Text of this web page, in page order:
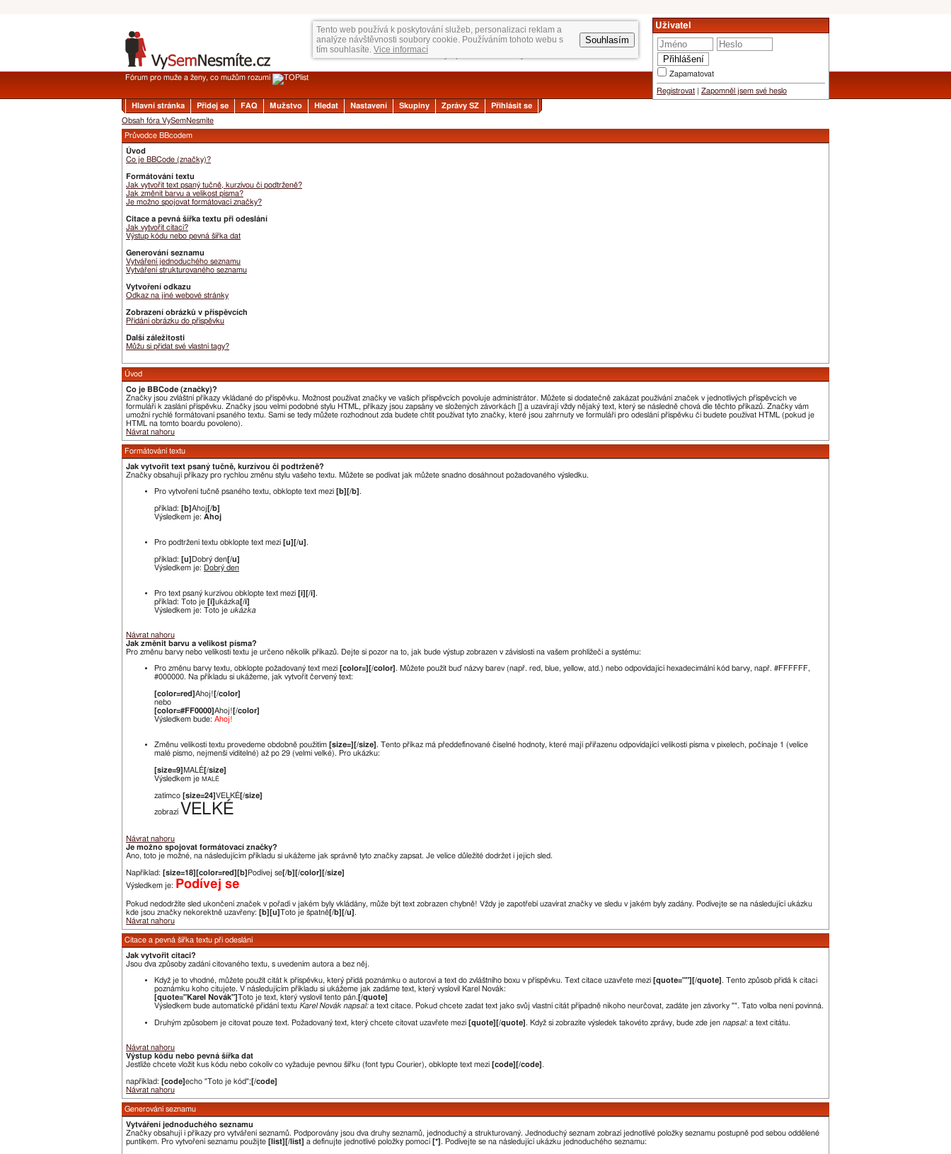
Tento web používá k poskytování služeb, personalizaci reklam a
analýze návštěvnosti soubory cookie. Používáním tohoto webu s
tím souhlasíte. Vice informací
Souhlasím
Uživatel
Zapamatovat
Registrovat Zapomněl jsem své heslo
Fórum pro muže a ženy, co mužům rozumí
Hlavní stránka Přidej se FAQ Mužstvo Hledat Nastavení Skupiny Zprávy SZ
Přihlásit se
Obsah fóra VySemNesmíte
Průvodce BBcodem
Úvod
Co je BBCode (značky)?
Formátování textu
Jak vytvořit text psaný tučně, kurzívou či podtrženě?
Jak změnit barvu a velikost písma?
Je možno spojovat formátovací značky?
Citace a pevná šířka textu při odeslání
Jak vytvořit citaci?
Výstup kódu nebo pevná šířka dat
Generování seznamu
Vytváření jednoduchého seznamu
Vytváření strukturovaného seznamu
Vytvoření odkazu
Odkaz na jiné webové stránky
Zobrazení obrázků v příspěvcích
Přidání obrázku do příspěvku
Další záležitosti
Můžu si přidat své vlastní tagy?
Úvod
Co je BBCode (značky)?
Značky jsou zvláštní příkazy vkládané do příspěvku. Možnost používat značky ve vašich příspěvcích povoluje administrátor. Můžete si dodatečně zakázat používání značek v jednotlivých příspěvcích ve
formuláři k zaslání příspěvku. Značky jsou velmi podobné stylu HTML, příkazy jsou zapsány ve složených závorkách [] a uzavírají vždy nějaký text, který se následně chová dle těchto příkazů. Značky vám
umožní rychlé formátovaní psaného textu. Sami se tedy můžete rozhodnout zda budete chtít používat tyto značky, které jsou zahrnuty ve formuláři pro odeslání příspěvku či budete používat HTML (pokud je
HTML na tomto boardu povoleno).
Návrat nahoru
Formátování textu
Jak vytvořit text psaný tučně, kurzívou či podtrženě?
Značky obsahují příkazy pro rychlou změnu stylu vašeho textu. Můžete se podívat jak můžete snadno dosáhnout požadovaného výsledku.
Pro vytvoření tučně psaného textu, obklopte text mezi [b][/b] .
příklad: [b]Ahoj [/b]
Výsledkem je: Ahoj
Pro podtržení textu obklopte text mezi [u][/u] .
příklad: [u] Dobrý den[/u]
Výsledkem je: Dobrý den
Pro text psaný kurzívou obklopte text mezi [i][/i] .
příklad: Toto je [i]ukázka [/i]
Výsledkem je: Toto je ukázka
Návrat nahoru
Jak změnit barvu a velikost písma?
Pro změnu barvy nebo velikosti textu je určeno několik příkazů. Dejte si pozor na to, jak bude výstup zobrazen v závislosti na vašem prohlížeči a systému:
Pro změnu barvy textu, obklopte požadovaný text mezi [color=][/color] . Můžete použít buď názvy barev (např. red, blue, yellow, atd.) nebo odpovídající hexadecimální kód barvy, např. #FFFFFF,
#000000. Na příkladu si ukážeme, jak vytvořit červený text:
[color=red]Ahoj! [/color]
nebo
[color=#FF0000]Ahoj! [/color]
Výsledkem bude: Ahoj!
Změnu velikosti textu provedeme obdobně použitím [size=][/size] . Tento příkaz má předdefinované číselné hodnoty, které mají přiřazenu odpovídající velikosti písma v pixelech, počínaje 1 (velice
malé písmo, nejmenší viditelné) až po 29 (velmi velké). Pro ukázku:
[size=9] MALÉ[/size]
Výsledkem je MALÉ
zatímco [size=24]VELKÉ[/size]
zobrazí VELKÉ
Návrat nahoru
Je možno spojovat formátovací značky?
Ano, toto je možné, na následujícím příkladu si ukážeme jak správně tyto značky zapsat. Je velice důležité dodržet i jejich sled.
Například: [size=18][color=red][b] Podívej se[/b][/color][/size]
Výsledkem je:
Podívej se
Pokud nedodržíte sled ukončení značek v pořadí v jakém byly vkládány, může být text zobrazen chybně! Vždy je zapotřebí uzavírat značky ve sledu v jakém byly zadány. Podívejte se na následující ukázku
kde jsou značky nekorektně uzavřeny: [b][u]Toto je špatně[/b][/u] .
Návrat nahoru
Citace a pevná šířka textu při odeslání
Jak vytvořit citaci?
Jsou dva způsoby zadání citovaného textu, s uvedením autora a bez něj.
Když je to vhodné, můžete použít citát k příspěvku, který přidá poznámku o autorovi a text do zvláštního boxu v příspěvku. Text citace uzavřete mezi [quote=""][/quote] . Tento způsob přidá k citaci
poznámku koho citujete. V následujícím příkladu si ukážeme jak zadáme text, který vyslovil Karel Novák:
[quote="Karel Novák"]Toto je text, který vyslovil tento pán. [/quote]
Výsledkem bude automatické přidání textu Karel Novák napsal:a text citace. Pokud chcete zadat text jako svůj vlastní citát případně nikoho neurčovat, zadáte jen závorky "". Tato volba není povinná.
Druhým způsobem je citovat pouze text. Požadovaný text, který chcete citovat uzavřete mezi [quote][/quote] . Když si zobrazíte výsledek takovéto zprávy, bude zde jen napsal:a text citátu.
Návrat nahoru
Výstup kódu nebo pevná šířka dat
Jestliže chcete vložit kus kódu nebo cokoliv co vyžaduje pevnou šířku (font typu Courier), obklopte text mezi [code][/code] .
například: [code]echo "Toto je kód"; [/code]
Návrat nahoru
Generování seznamu
Vytváření jednoduchého seznamu
Značky obsahují i příkazy pro vytváření seznamů. Podporovány jsou dva druhy seznamů, jednoduchý a strukturovaný. Jednoduchý seznam zobrazí jednotlivé položky seznamu postupně pod sebou oddělené
puntíkem. Pro vytvoření seznamu použijte [list][/list] a definujte jednotlivé položky pomocí [*] . Podívejte se na následující ukázku jednoduchého seznamu: